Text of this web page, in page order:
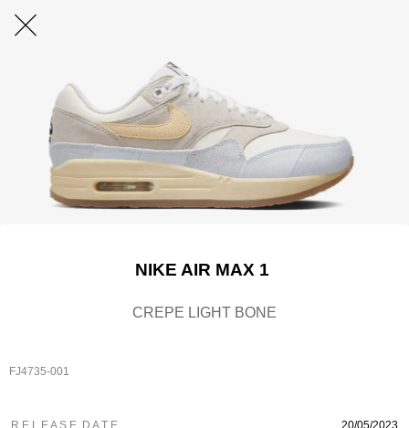
NIKE AIR MAX 1
CREPE LIGHT BONE
FJ4735-001
R E L E A S E D A T E 20/05/2023